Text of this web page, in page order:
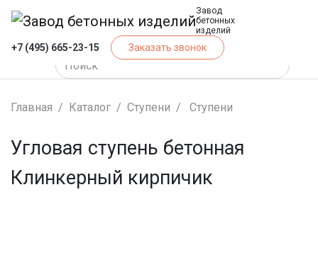
Завод
бетонных
изделий
+7 (495) 665-23-15 Заказать звонок
Главная Каталог Ступени Ступени
Угловая ступень бетонная
Клинкерный кирпичик